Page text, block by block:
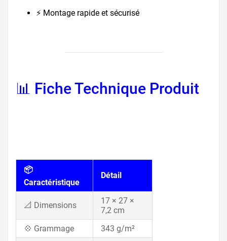
⚡ Montage rapide et sécurisé
📊 Fiche Technique Produit
📦
Caractéristique
Détail
📐 Dimensions
17 × 27 ×
7,2 cm
💠 Grammage
343 g/m²